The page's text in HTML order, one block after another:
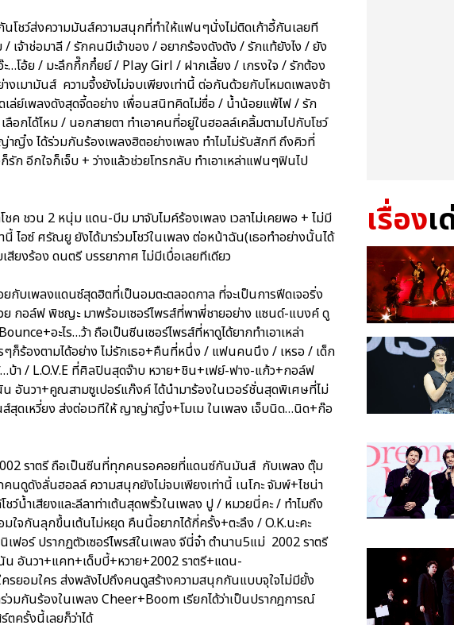
นโชว์ส่งความมันส์ความสนุกที่ทำให้แฟนๆนั่งไม่ติดเก้าอี้กันเลยที
จ้าช่อมาลี / รักคนมีเจ้าของ / อยากร้องดังดัง / รักแท้ยังไง / ยัง
โอ้ย / มะลึกกึ๊กกึ๋ยย์ / Play Girl / ฝากเลี้ยง / เกรงใจ / รักต้อง
เมามันส์ ความจึ้งยังไม่จบเพียงเท่านี้ ต่อกันด้วยกับโหมดเพลงช้า
เล่ย์เพลงดังสุดจี้ดอย่าง เพื่อนสนิทคิดไม่ซื่อ / น้ำน้อยแพ้ไฟ / รัก
อกได้ไหม / นอกสายตา ทำเอาคนที่อยู่ในฮอลล์เคลิ้มตามไปกับโชว์
ญิ๋ง ได้ร่วมกันร้องเพลงฮิตอย่างเพลง ทำไมไม่รับสักที ถึงคิวที่
ก อีกใจก็เจ็บ + ว่างแล้วช่วยโทรกลับ ทำเอาเหล่าแฟนๆฟินไป
ค ชวน 2 หนุ่ม แดน-บีม มาจับไมค์ร้องเพลง เวลาไม่เคยพอ + ไม่มี
ไอซ์ ศรัณยู ยังได้มาร่วมโชว์ในเพลง ต่อหน้าฉัน(เธอทำอย่างนั้นได้
ยงร้อง ดนตรี บรรยากาศ ไม่มีเบื่อเลยทีเดียว
บเพลงแดนซ์สุดฮิตที่เป็นอมตะตลอดกาล ที่จะเป็นการฟีดเจอริ่ง
กอล์ฟ พิชญะ มาพร้อมเซอร์ไพรส์ที่พาพี่ชายอย่าง แซนด์-แบงค์ ดู
อะไร…ว้า ถือเป็นซีนเซอร์ไพรส์ที่หาดูได้ยากทำเอาเหล่า
ก็ร้องตามได้อย่าง ไม่รักเธอ+คืนที่หนึ่ง / แฟนคนนึง / เหรอ / เด็ก
บ้า / L.O.V.E ที่ศิลปินสุดจ๊าบ หวาย+ชิน+เฟย์-ฟาง-แก้ว+กอล์ฟ
อันวา+คูณสามซูเปอร์แก๊งค์ ได้นำมาร้องในเวอร์ชั่นสุดพิเศษที่ไม่
สุดเหวี่ยง ส่งต่อเวทีให้ ญาญ่าญิ๋ง+โมเม ในเพลง เจ็บนิด…นิด+ก๊อ
ราตรี ถือเป็นซีนที่ทุกคนรอคอยที่แดนซ์กันมันส์ กับเพลง ตุ๊ม
นดูดังลั่นฮอลล์ ความสนุกยังไม่จบเพียงเท่านี้ เนโกะ จัมพ์+ไชน่า
น้ำเสียงและลีลาท่าเต้นสุดพริ้วในเพลง ปู / หมวยนี่คะ / ทำไมถึง
ใจกันลุกขึ้นเต้นไม่หยุด คืนนี้อยากได้กี่ครั้ง+ตะลึง / O.K.นะคะ
ฟอร์ ปรากฏตัวเซอร์ไพรส์ในเพลง จีนี่จ๋า ตำนาน5แม่ 2002 ราตรี
อันวา+แคท+เด็บบี้+หวาย+2002 ราตรี+แดน-
ยอมใคร ส่งพลังไปถึงคนดูสร้างความสนุกกันแบบจุใจไม่มียั้ง
มกันร้องในเพลง Cheer+Boom เรียกได้ว่าเป็นปรากฎการณ์
ตครั้งนี้เลยก็ว่าได้
เรื่องเ